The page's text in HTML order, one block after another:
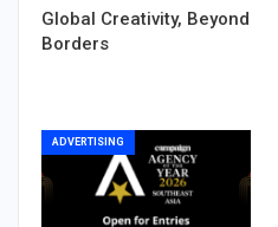
Global Creativity, Beyond
Borders
ADVERTISING